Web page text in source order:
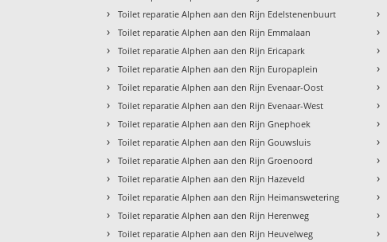
› Toilet reparatie Alphen aan den Rijn Edelstenenbuurt
› Toilet reparatie Alphen aan den Rijn Emmalaan
› Toilet reparatie Alphen aan den Rijn Ericapark
› Toilet reparatie Alphen aan den Rijn Europaplein
› Toilet reparatie Alphen aan den Rijn Evenaar-Oost
› Toilet reparatie Alphen aan den Rijn Evenaar-West
› Toilet reparatie Alphen aan den Rijn Gnephoek
› Toilet reparatie Alphen aan den Rijn Gouwsluis
› Toilet reparatie Alphen aan den Rijn Groenoord
› Toilet reparatie Alphen aan den Rijn Hazeveld
› Toilet reparatie Alphen aan den Rijn Heimanswetering
› Toilet reparatie Alphen aan den Rijn Herenweg
› Toilet reparatie Alphen aan den Rijn Heuvelweg
›
›
›
›
›
›
›
›
›
›
›
›
›